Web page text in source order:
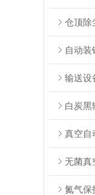
仓顶除
自动装
输送设
白炭黑
真空自
无菌真
氮气保